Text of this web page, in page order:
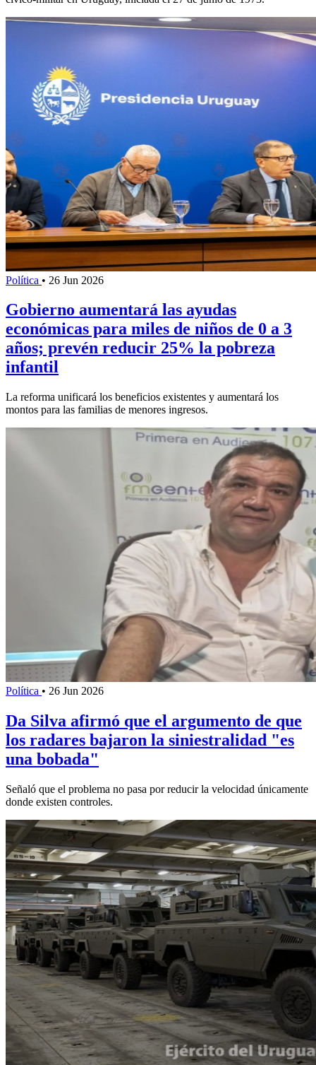
Política • 26 Jun 2026
Gobierno aumentará las ayudas
económicas para miles de niños de 0 a 3
años; prevén reducir 25% la pobreza
infantil
La reforma unificará los beneficios existentes y aumentará los
montos para las familias de menores ingresos.
Política • 26 Jun 2026
Da Silva afirmó que el argumento de que
los radares bajaron la siniestralidad "es
una bobada"
Señaló que el problema no pasa por reducir la velocidad únicamente
donde existen controles.